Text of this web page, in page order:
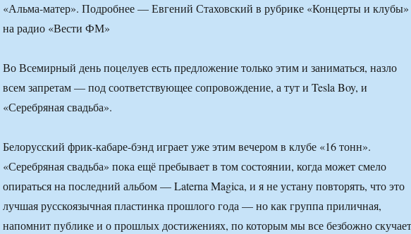
«Альма-матер». Подробнее — Евгений Стаховский в рубрике «Концерты и клубы»
на радио «Вести ФМ»
Во Всемирный день поцелуев есть предложение только этим и заниматься, назло
всем запретам — под соответствующее сопровождение, а тут и Tesla Boy, и
«Серебряная свадьба».
Белорусский фрик-кабаре-бэнд играет уже этим вечером в клубе «16 тонн».
«Серебряная свадьба» пока ещё пребывает в том состоянии, когда может смело
опираться на последний альбом — Laterna Magica, и я не устану повторять, что это
лучшая русскоязычная пластинка прошлого года — но как группа приличная,
напомнит публике и о прошлых достижениях, по которым мы все безбожно